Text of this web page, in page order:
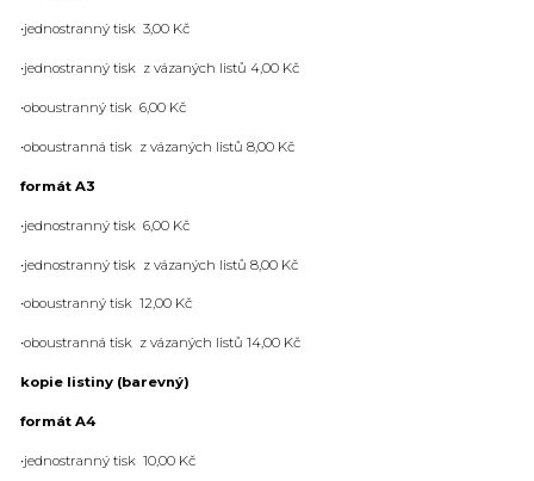
•jednostranný tisk 3,00 Kč
•jednostranný tisk z vázaných listů 4,00 Kč
•oboustranný tisk 6,00 Kč
•oboustranná tisk z vázaných listů 8,00 Kč
formát A3
•jednostranný tisk 6,00 Kč
•jednostranný tisk z vázaných listů 8,00 Kč
•oboustranný tisk 12,00 Kč
•oboustranná tisk z vázaných listů 14,00 Kč
kopie listiny (barevný)
formát A4
•jednostranný tisk 10,00 Kč